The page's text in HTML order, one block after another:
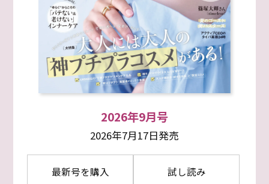
2026年9月号
2026年7月17日発売
最新号を購入 試し読み